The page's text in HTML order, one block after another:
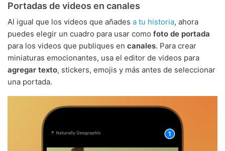
Portadas de videos en canales
Al igual que los videos que añades a tu historia, ahora
puedes elegir un cuadro para usar como foto de portada
para los videos que publiques en canales. Para crear
miniaturas emocionantes, usa el editor de videos para
agregar texto, stickers, emojis y más antes de seleccionar
una portada.